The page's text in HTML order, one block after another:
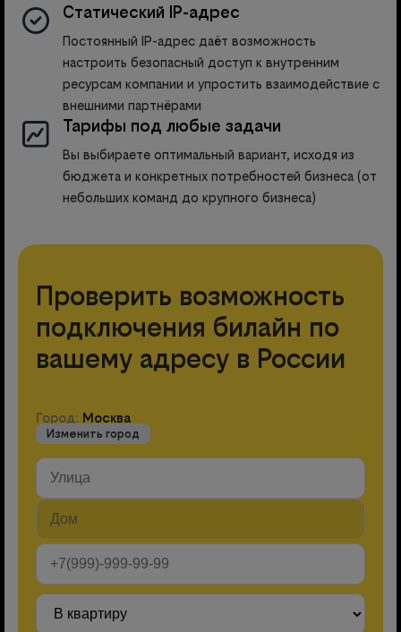
Статический IP-адрес
Постоянный IP-адрес даёт возможность
настроить безопасный доступ к внутренним
ресурсам компании и упростить взаимодействие с
внешними партнёрами
Тарифы под любые задачи
Вы выбираете оптимальный вариант, исходя из
бюджета и конкретных потребностей бизнеса (от
небольших команд до крупного бизнеса)
Проверить возможность
подключения билайн по
вашему адресу в России
Город: Москва
Изменить город